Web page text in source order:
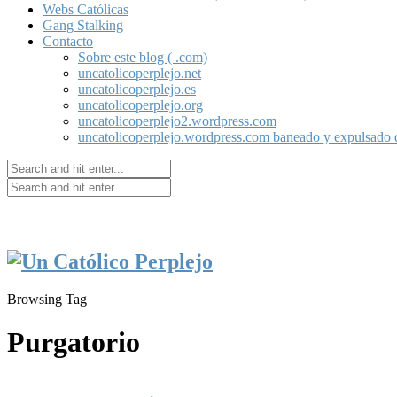
Webs Católicas
Gang Stalking
Contacto
Sobre este blog ( .com)
uncatolicoperplejo.net
uncatolicoperplejo.es
uncatolicoperplejo.org
uncatolicoperplejo2.wordpress.com
uncatolicoperplejo.wordpress.com baneado y expulsado
Browsing Tag
Purgatorio